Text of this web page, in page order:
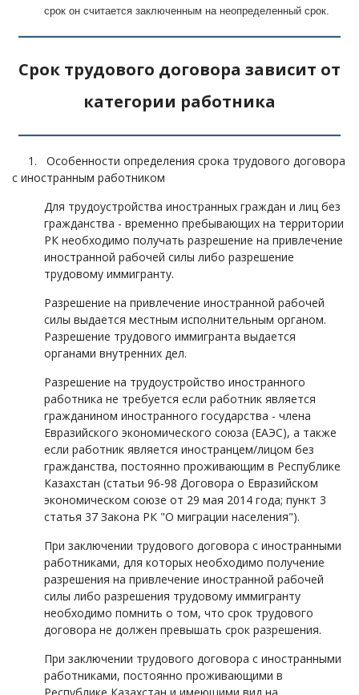
срок он считается заключенным на неопределенный срок.
Срок трудового договора зависит от
категории работника
1. Особенности определения срока трудового договора
с иностранным работником
Для трудоустройства иностранных граждан и лиц без
гражданства - временно пребывающих на территории
РК необходимо получать разрешение на привлечение
иностранной рабочей силы либо разрешение
трудовому иммигранту.
Разрешение на привлечение иностранной рабочей
силы выдается местным исполнительным органом.
Разрешение трудового иммигранта выдается
органами внутренних дел.
Разрешение на трудоустройство иностранного
работника не требуется если работник является
гражданином иностранного государства - члена
Евразийского экономического союза (ЕАЭС), а также
если работник является иностранцем/лицом без
гражданства, постоянно проживающим в Республике
Казахстан (статьи 96-98 Договора о Евразийском
экономическом союзе от 29 мая 2014 года; пункт 3
статья 37 Закона РК "О миграции населения").
При заключении трудового договора с иностранными
работниками, для которых необходимо получение
разрешения на привлечение иностранной рабочей
силы либо разрешения трудовому иммигранту
необходимо помнить о том, что срок трудового
договора не должен превышать срок разрешения.
При заключении трудового договора с иностранными
работниками, постоянно проживающими в